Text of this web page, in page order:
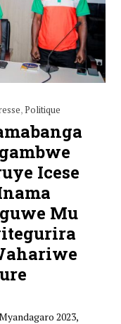
,Politique
Icese
Mu
2023,